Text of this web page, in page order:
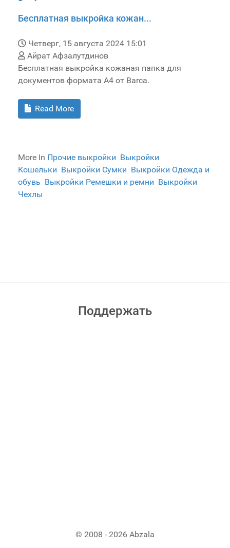
Бесплатная выкройка кожан...
Четверг, 15 августа 2024 15:01
Айрат Афзалутдинов
Бесплатная выкройка кожаная папка для
документов формата А4 от Barca.
Read More
More In Прочие выкройки Выкройки
Кошельки Выкройки Сумки Выкройки Одежда и
обувь Выкройки Ремешки и ремни Выкройки
Чехлы
Поддержать
© 2008 - 2026 Abzala